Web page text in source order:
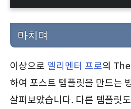
마치며
이상으로 엘리멘터 프로의
하여 포스트 템플릿을 만드는
살펴보았습니다. 다른 템플릿